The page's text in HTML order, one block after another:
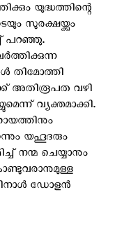
യുദ്ധത്തിന്റെ
സുരക്ഷയ്ക്കും
പറഞ്ഞു.
തിമോത്തി
അതിരൂപത വഴി
വ്യക്തമാക്കി.
യഹൂദരും
നന്മ ചെയ്യാനും
ഡോളൻ